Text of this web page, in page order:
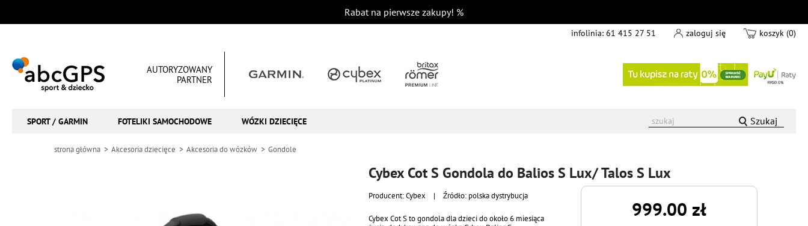
Rabat na pierwsze zakupy! %
infolinia: 61 415 27 51 zaloguj się koszyk (0)
AUTORYZOWANY
PARTNER
SPORT / GARMIN FOTELIKI SAMOCHODOWE WÓZKI DZIECIĘCE Szukaj
strona główna Akcesoria dziecięce Akcesoria do wózków Gondole
Cybex Cot S Gondola do Balios S Lux/ Talos S Lux
Producent:Cybex | Źródło: polska dystrybucja
Cybex Cot S to gondola dla dzieci do około 6 miesiąca
999.00 zł